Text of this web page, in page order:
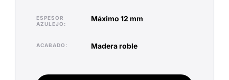
ESPESOR
AZULEJO
máximo 12 mm
ACABADO madera roble